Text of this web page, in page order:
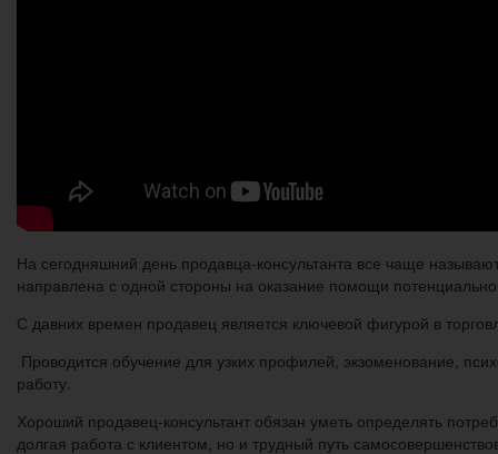
На сегодняшний день продавца-консультанта все чаще
направлена с одной стороны на оказание помощи
С давних времен продавец является ключевой фигурой в
Проводится обучение для узких профилей, экзоменование,
работу.
Хороший продавец-консультант обязан уметь определять
долгая работа с клиентом, но и трудный путь